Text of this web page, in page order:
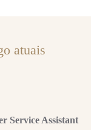
atuais
Service Assistant